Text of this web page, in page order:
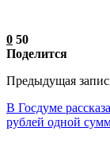
0 50
Поделится
Предыдущая
В Госдуме
рублей одной